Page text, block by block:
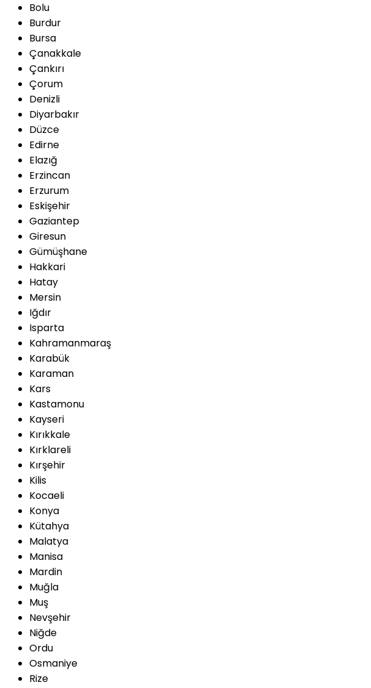
Bolu
Burdur
Bursa
Çanakkale
Çankırı
Çorum
Denizli
Diyarbakır
Düzce
Edirne
Elazığ
Erzincan
Erzurum
Eskişehir
Gaziantep
Giresun
Gümüşhane
Hakkari
Hatay
Mersin
Iğdır
Isparta
Kahramanmaraş
Karabük
Karaman
Kars
Kastamonu
Kayseri
Kırıkkale
Kırklareli
Kırşehir
Kilis
Kocaeli
Konya
Kütahya
Malatya
Manisa
Mardin
Muğla
Muş
Nevşehir
Niğde
Ordu
Osmaniye
Rize